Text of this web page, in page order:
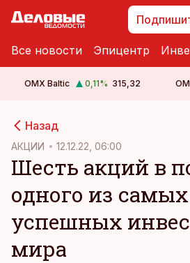
Все новости Эпицентр
OMX Baltic 0,11% 315,32
Назад
АКЦИИ 12.12.22, 06:00
Шесть акций в
одного из самых
успешных
мира